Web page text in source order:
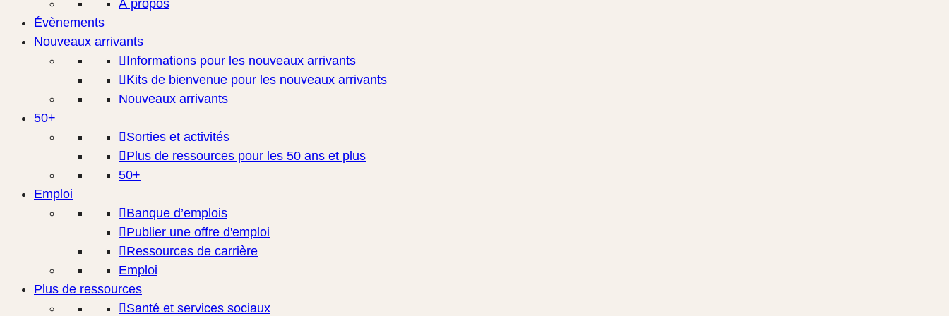
À propos
Évènements
Nouveaux arrivants
Informations pour les nouveaux arrivants
Kits de bienvenue pour les nouveaux arrivants
Nouveaux arrivants
50+
Sorties et activités
Plus de ressources pour les 50 ans et plus
50+
Emploi
Banque d’emplois
Publier une offre d'emploi
Ressources de carrière
Emploi
Plus de ressources
Santé et services sociaux